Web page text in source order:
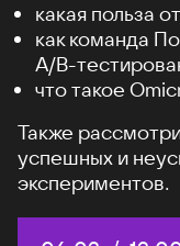
какая польза
как команда
A/B-
что такое
Также
успешных и
экспериментов.